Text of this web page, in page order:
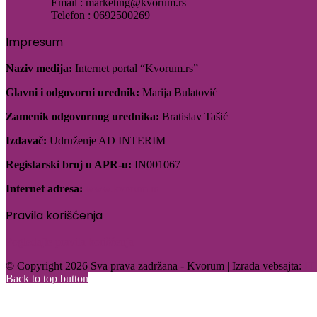
Telefon : 0692500269
Impresum
Naziv medija: Internet portal “Kvorum.rs”
Glavni i odgovorni urednik: Marija Bulatović
Zamenik odgovornog urednika: Bratislav Tašić
Izdavač: Udruženje AD INTERIM
Registarski broj u APR-u: IN001067
Internet adresa:
Pravila korišćenja
© Copyright 2026 Sva prava zadržana - Kvorum | Izrada vebsajta:
Back to top button